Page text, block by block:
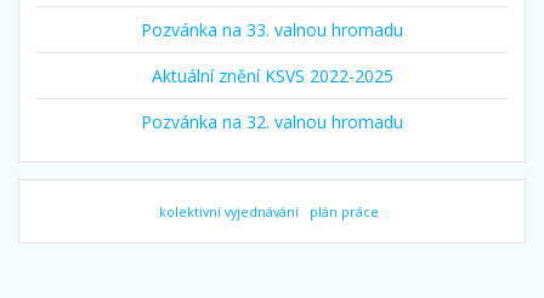
Pozvánka na 33. valnou hromadu
Aktuální znění KSVS 2022-2025
Pozvánka na 32. valnou hromadu
kolektivní vyjednávání plán práce